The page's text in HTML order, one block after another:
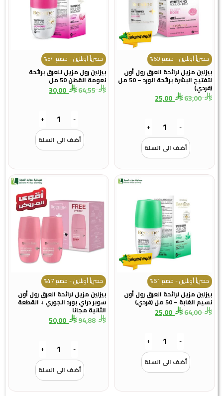
حصرياً أونلاين - خصم 60%
بيزلين مزيل لرائحة العرق رول أون
لتفتيح البشرة برائحة الورد – 50 مل
(فردي)
63,00
25,00
-
+
أضف الى السلة
حصرياً أونلاين - خصم 54%
بيزلين رول مزيل للعرق برائحة
نعومة القطن 50 مل
64,55
30,00
-
+
أضف الى السلة
حصرياً أونلاين - خصم 61%
بيزلين مزيل لرائحة العرق رول أون
نسيم الغابة – 50 مل (فردي)
64,00
25,00
-
+
أضف الى السلة
حصرياً أونلاين - خصم 47%
بيزلين مزيل لرائحة العرق رول أون
سوبر دراي بورد الجوري + القطعة
الثانية مجانا
94,88
50,00
-
+
أضف الى السلة